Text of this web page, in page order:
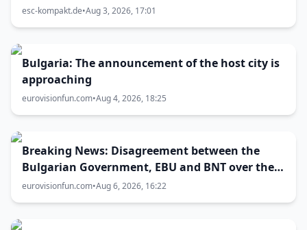
größer als gedacht
esc-kompakt.de•Aug 3, 2026, 17:01
Bulgaria: The announcement of the host city is
approaching
eurovisionfun.com•Aug 4, 2026, 18:25
Breaking News: Disagreement between the
Bulgarian Government, EBU and BNT over the
Eurovision 2027 host city
eurovisionfun.com•Aug 6, 2026, 16:22